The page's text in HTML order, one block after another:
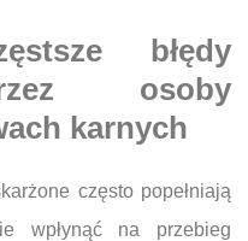
błędy
osoby
karnych
często popełniają
wpłynąć na przebieg